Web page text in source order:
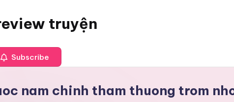
truyện
Subscribe
nam chinh tham thuong trom